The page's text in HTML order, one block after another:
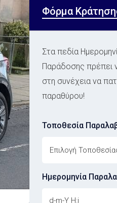
Φόρμα
Στα πεδία
Παράδοσης πρέπει
στη συνέχεια να
παραθύρου!
Τοποθεσία
Ημερομηνία